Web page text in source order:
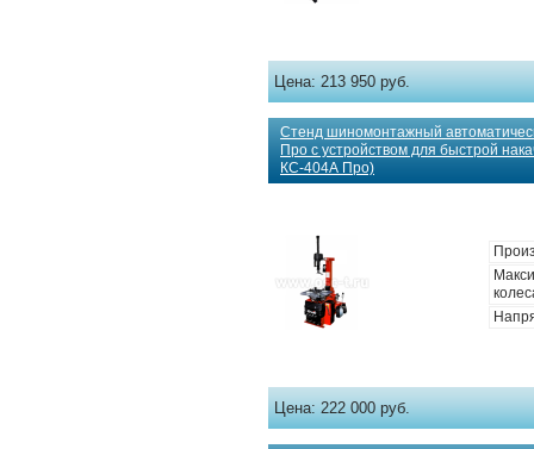
Цена:213 950 руб.
Стенд шиномонтажный
Про с устройством для быстрой
КС-404А Про)
Цена:222 000 руб.